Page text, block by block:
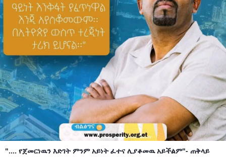
".... የጀመርነዉን እድገት ምንም አይነት ፈተና ሊያቆመዉ አይችልም"- ጠቅላይ